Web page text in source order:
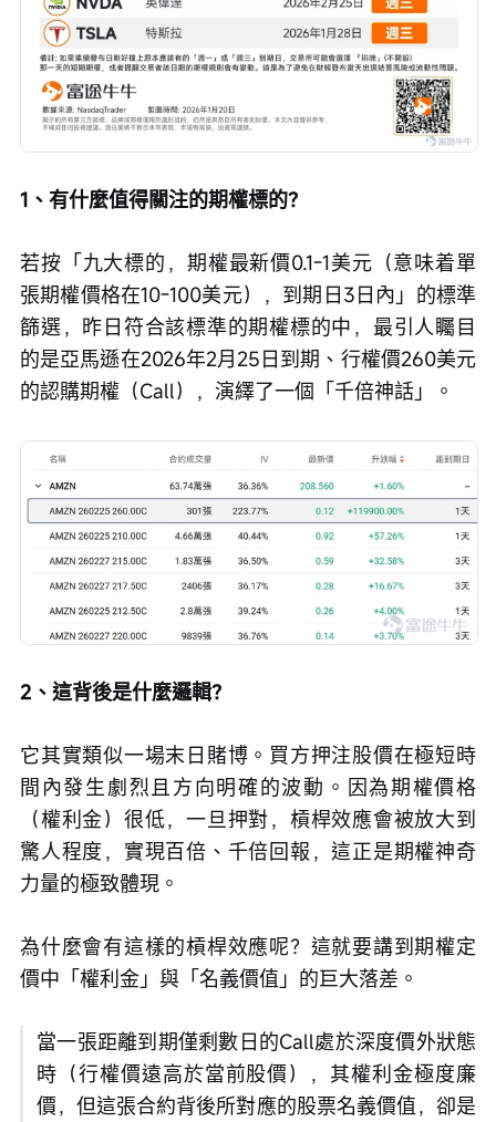
1、有什麼值得關注的期權標的？
若按「九大標的，期權最新價0.1-1美元（意味着單
張期權價格在10-100美元），到期日3日內」的標準
篩選，昨日符合該標準的期權標的中，最引人矚目
的是亞馬遜在2026年2月25日到期、行權價260美元
的認購期權（Call），演繹了一個「千倍神話」。
2、這背後是什麼邏輯？
它其實類似一場末日賭博。買方押注股價在極短時
間內發生劇烈且方向明確的波動。因為期權價格
（權利金）很低，一旦押對，槓桿效應會被放大到
驚人程度，實現百倍、千倍回報，這正是期權神奇
力量的極致體現。
為什麼會有這樣的槓桿效應呢？這就要講到期權定
價中「權利金」與「名義價值」的巨大落差。
當一張距離到期僅剩數日的Call處於深度價外狀態
時（行權價遠高於當前股價），其權利金極度廉
價，但這張合約背後所對應的股票名義價值，卻是